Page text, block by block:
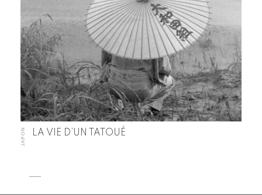
JAPON LA VIE D’UN TATOUÉ